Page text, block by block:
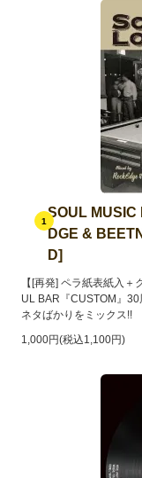
1
SOUL MUSIC
DGE &
D]
【[再発] ペラ紙表紙入
UL BAR『CUSTOM』
ネタばかりをミックス!!
1,000円(税込1,100円)